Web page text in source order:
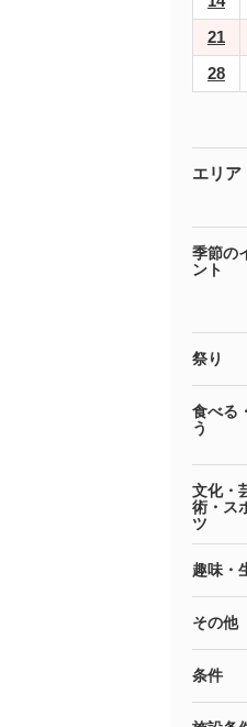
21
28
エリア
季節の
ント
祭り
食べる
う
文化・
術・ス
ツ
趣味・
その他
条件